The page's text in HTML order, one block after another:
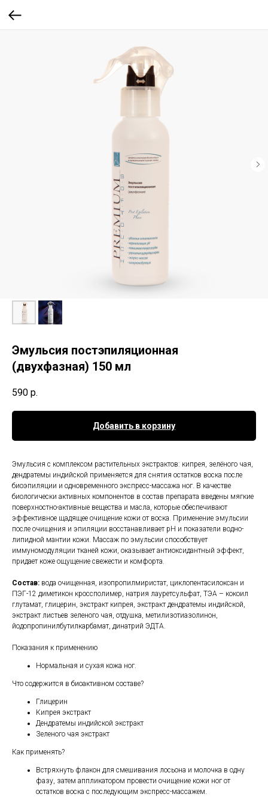
Эмульсия постэпиляционная
(двухфазная) 150 мл
590 р.
Добавить в корзину
Эмульсия с комплексом растительных экстрактов: кипрея, зелёного чая,
дендратемы индийской применяется для снятия остатков воска после
биоэпиляции и одновременного экспресс-массажа ног. В качестве
биологически активных компонентов в состав препарата введены мягкие
поверхностно-активные вещества и масла, которые обеспечивают
эффективное щадящее очищение кожи от воска. Применение эмульсии
после очищения и эпиляции восстанавливает pH и показатели водно-
липидной мантии кожи. Массаж по эмульсии способствует
иммуномодуляции тканей кожи, оказывает антиоксидантный эффект,
придает коже ощущение свежести и комфорта.
Состав: вода очищенная, изопропилмиристат, циклопентасилоксан и
ПЭГ-12 диметикон кроссполимер, натрия лауретсульфат, ТЭА – кокоил
глутамат, глицерин, экстракт кипрея, экстракт дендратемы индийской,
экстракт листьев зеленого чая, отдушка, метилизотиазолинон,
йодопропинилбутилкарбамат, динатрий ЭДТА.
Показания к применению
Нормальная и сухая кожа ног.
Что содержится в биоактивном составе?
Глицерин
Кипрея экстракт
Дендратемы индийской экстракт
Зеленого чая экстракт
Как применять?
Встряхнуть флакон для смешивания лосьона и молочка в одну
фазу, затем аппликатором провести очищение кожи ног от
остатков воска с последующим экспресс-массажем.